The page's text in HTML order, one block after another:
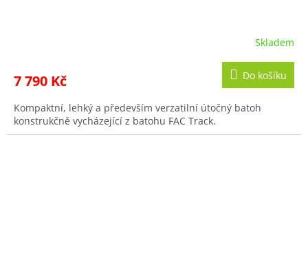
Skladem
7 790 Kč Do košíku
Kompaktní, lehký a především verzatilní útočný batoh
konstrukčně vycházející z batohu FAC Track.